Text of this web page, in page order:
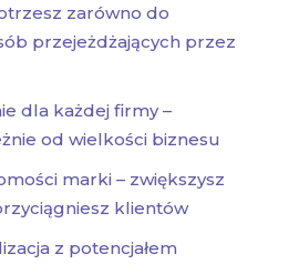
zarówno do
przejeżdżających przez
dla każdej firmy –
od wielkości biznesu
marki – zwiększysz
klientów
z potencjałem